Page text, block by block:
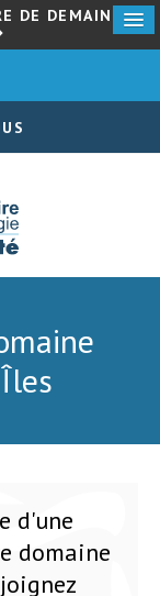
DE DEMAIN
d'une
domaine